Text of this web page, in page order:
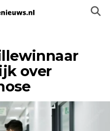
over